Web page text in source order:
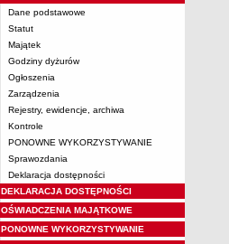
Dane podstawowe
Statut
Majątek
Godziny dyżurów
Ogłoszenia
Zarządzenia
Rejestry, ewidencje, archiwa
Kontrole
PONOWNE WYKORZYSTYWANIE
Sprawozdania
Deklaracja dostępności
DEKLARACJA DOSTĘPNOŚCI
OŚWIADCZENIA MAJĄTKOWE
PONOWNE WYKORZYSTYWANIE